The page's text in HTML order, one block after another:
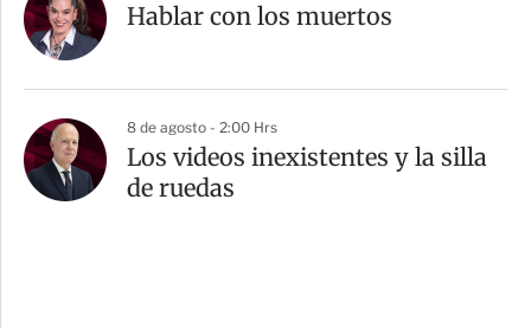
Hablar con los muertos
8 de agosto - 2:00 Hrs
Los videos inexistentes y la silla
de ruedas